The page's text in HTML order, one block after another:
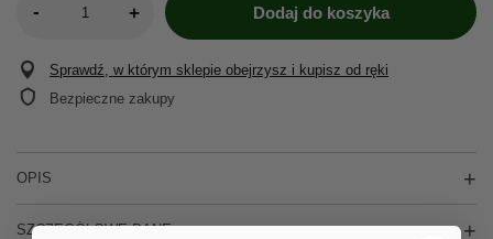
- + Dodaj do koszyka
Sprawdź, w którym sklepie obejrzysz i kupisz od ręki
Bezpieczne zakupy
OPIS
SZCZEGÓŁOWE DANE